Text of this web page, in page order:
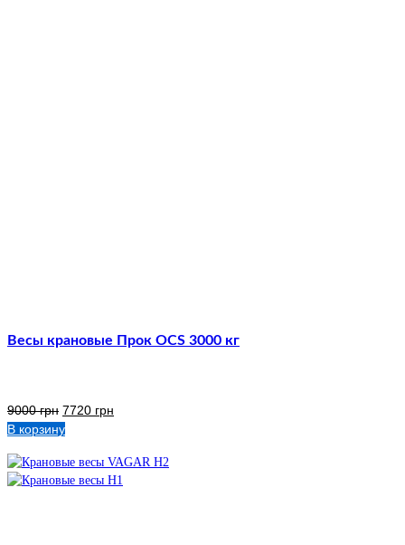
Весы крановые Прок OCS 3000 кг
9000грн 7720 грн
В корзину